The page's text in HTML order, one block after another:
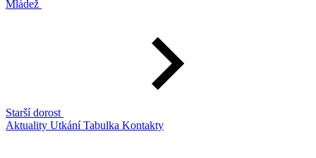
Mládež
Starší dorost
Aktuality UtkáníTabulka Kontakty